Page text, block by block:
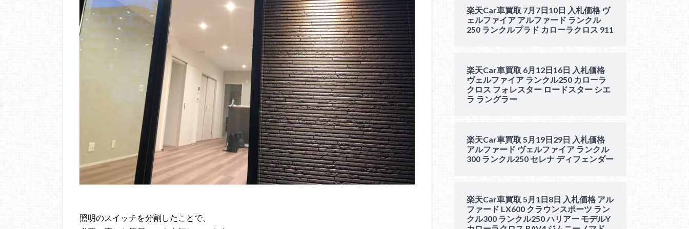
照明のスイッチを分割したことで、
楽天Car車買取 7月7日10日 入札価格 ヴ
ェルファイア アルファード ランクル
250 ランクルプラド カローラクロス 911
楽天Car車買取 6月12日16日 入札価格
ヴェルファイア ランクル250 カローラ
クロス フォレスター ロードスター シエ
ラ ラングラー
楽天Car車買取 5月19日29日 入札価格
アルファード ヴェルファイア ランクル
300 ランクル250 セレナ ディフェンダー
楽天Car車買取 5月1日8日 入札価格 アル
ファード LX600 クラウンスポーツ ラン
クル300 ランクル250 ハリアー モデルY